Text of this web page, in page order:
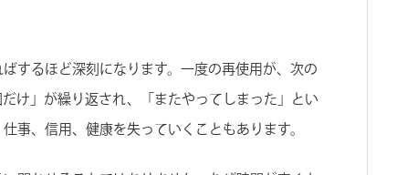
するほど深刻になります。一度の再使用が、次の
け」が繰り返され、「またやってしまった」とい
事、信用、健康を失っていくこともあります。